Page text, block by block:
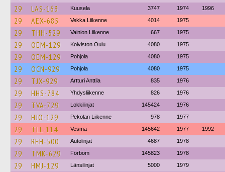
29 LAS-163 Kuusela 3747 1974 1996
29 AEX-685 Vekka Liikenne 4014 1975
29 THH-529 Vainion Liikenne 667 1975
29 OEM-129 Koiviston Oulu 4080 1975
29 OEM-129 Pohjola 4080 1975
29 OCN-929 Pohjola 4080 1975
29 TJX-929 Artturi Anttila 835 1976
29 HHS-784 Yhdysliikenne 826 1976
29 TVA-729 Lokkilinjat 145424 1976
29 HJO-129 Pekolan Liikenne 978 1977
29 TLL-114 Vesma 145642 1977 1992
29 REH-500 Autolinjat 4687 1978
29 TMK-629 Förbom 145823 1978
29 HMJ-129 Länsilinjat 5000 1979